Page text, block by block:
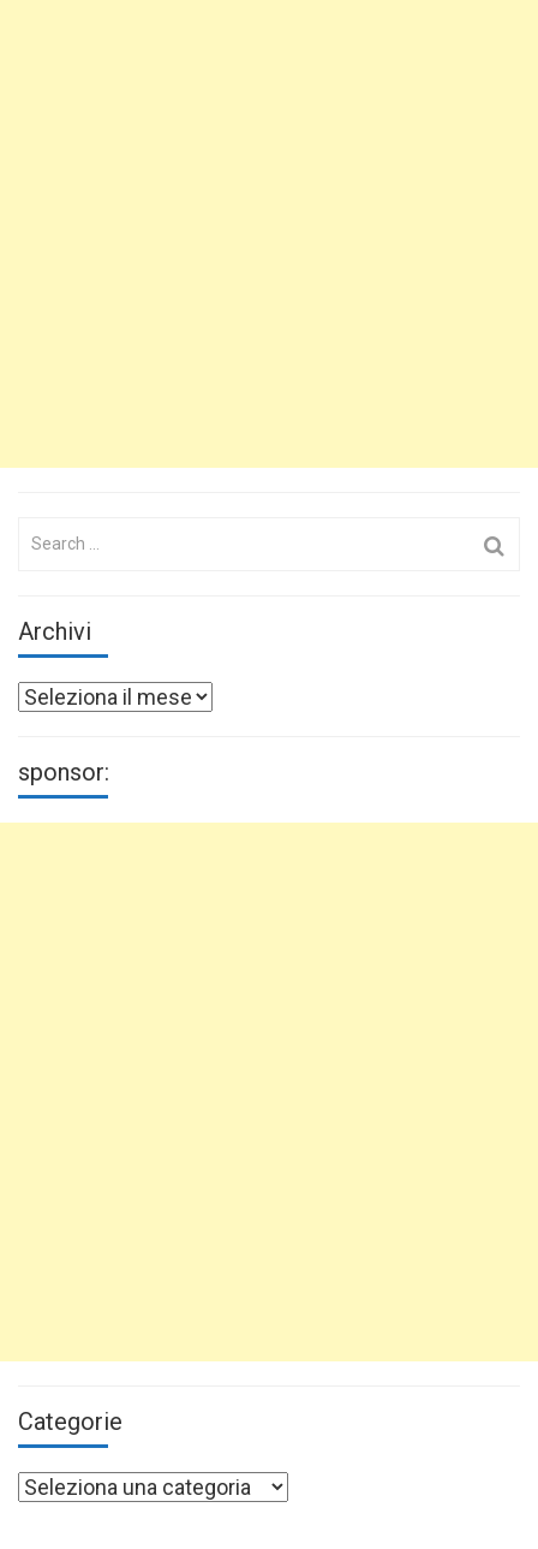
Search
Archivi
Archivi
sponsor:
Categorie
Categorie